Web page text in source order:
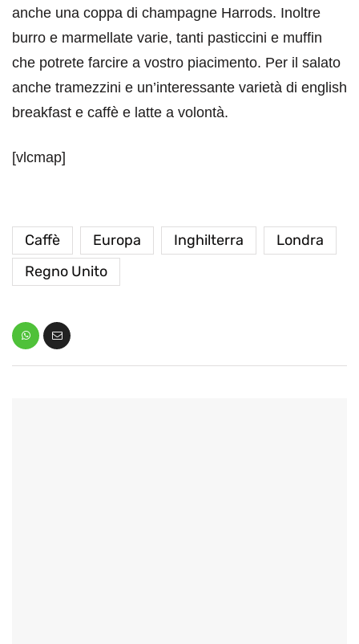
anche una coppa di champagne Harrods. Inoltre
burro e marmellate varie, tanti pasticcini e muffin
che potrete farcire a vostro piacimento. Per il salato
anche tramezzini e un’interessante varietà di english
breakfast e caffè e latte a volontà.
[vlcmap]
Caffè Europa Inghilterra
Londra
Regno Unito